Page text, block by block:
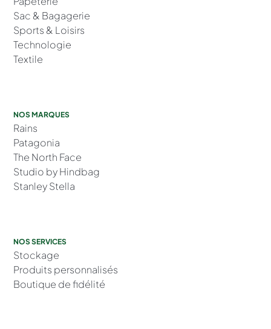
Sac & Bagagerie
Sports & Loisirs
Technologie
Textile
NOS MARQUES
Rains
Patagonia
The North Face
Studio by Hindbag
Stanley Stella
NOS SERVICES
Stockage
Produits personnalisés
Boutique de fidélité